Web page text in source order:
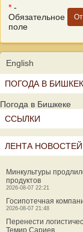
* -
Обязательное
поле
English
ПОГОДА В
Погода в Бишкеке
ССЫЛКИ
ЛЕНТА НОВОСТЕЙ
Минкультуры
продуктов
2026-08-07 22:21
Госипотечная
2026-08-07 21:48
Перенести
Темир Сариев